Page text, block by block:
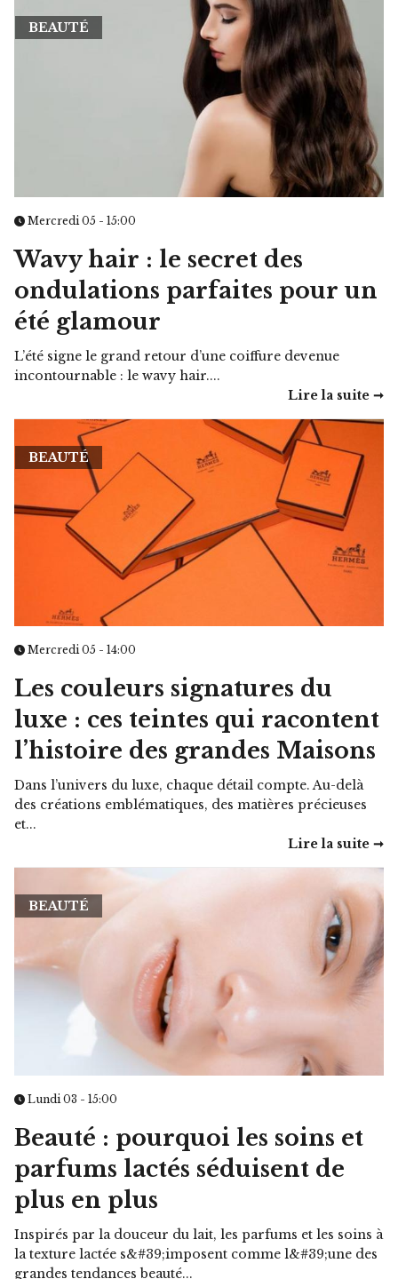
BEAUTÉ
Mercredi 05 - 15:00
Wavy hair : le secret des
ondulations parfaites pour un
été glamour
L’été signe le grand retour d’une coiffure devenue
incontournable : le wavy hair....
Lire la suite ➞
BEAUTÉ
Mercredi 05 - 14:00
Les couleurs signatures du
luxe : ces teintes qui racontent
l’histoire des grandes Maisons
Dans l’univers du luxe, chaque détail compte. Au-delà
des créations emblématiques, des matières précieuses
et...
Lire la suite ➞
BEAUTÉ
Lundi 03 - 15:00
Beauté : pourquoi les soins et
parfums lactés séduisent de
plus en plus
Inspirés par la douceur du lait, les parfums et les soins à
la texture lactée s&#39;imposent comme l&#39;une des
grandes tendances beauté...